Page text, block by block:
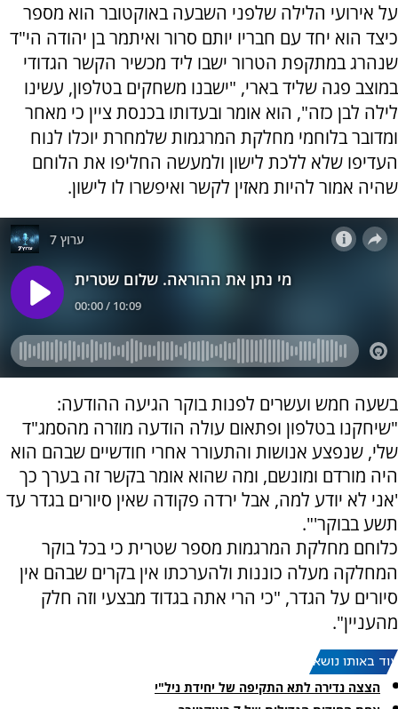
על אירועי הלילה שלפני השבעה באוקטובר הוא מספר
כיצד הוא יחד עם חבריו יותם סרור ואיתמר בן יהודה הי"ד
שנהרג במתקפת הטרור ישבו ליד מכשיר הקשר הגדודי
במוצב פגה שליד בארי, "ישבנו משחקים בטלפון, עשינו
לילה לבן כזה", הוא אומר ובעדותו בכנסת ציין כי מאחר
ומדובר בלוחמי מחלקת המרגמות שלמחרת יוכלו לנוח
העדיפו שלא ללכת לישון ולמעשה החליפו את הלוחם
שהיה אמור להיות מאזין לקשר ואיפשרו לו לישון.
בשעה חמש ועשרים לפנות בוקר הגיעה ההודעה:
"שיחקנו בטלפון ופתאום עולה הודעה מוזרה מהסמג"ד
שלי, שנפצע אנושות והתעורר אחרי חודשיים שבהם הוא
היה מורדם ומונשם, ומה שהוא אומר בקשר זה בערך כך
'אני לא יודע למה, אבל ירדה פקודה שאין סיורים בגדר עד
תשע בבוקר'".
כלוחם מחלקת המרגמות מספר שטרית כי בכל בוקר
המחלקה מעלה כוננות ולהערכתו אין בקרים שבהם אין
סיורים על הגדר, "כי הרי אתה בגדוד מבצעי וזה חלק
מהעניין".
עוד באותו נושא:
הצצה נדירה לתא התקיפה של יחידת ניל"י